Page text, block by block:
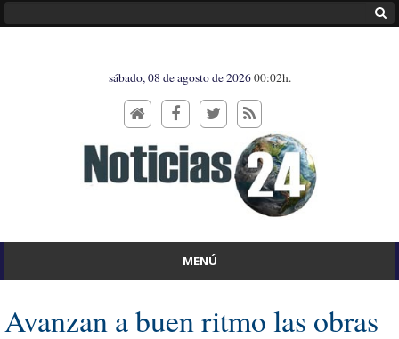
sábado, 08 de agosto de 202600:02h.
MENÚ
Avanzan a buen ritmo las obras